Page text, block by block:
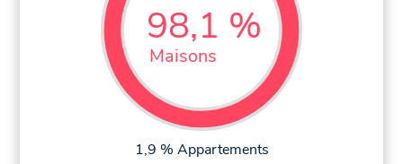
98,1 %
Maisons
1,9 % Appartements